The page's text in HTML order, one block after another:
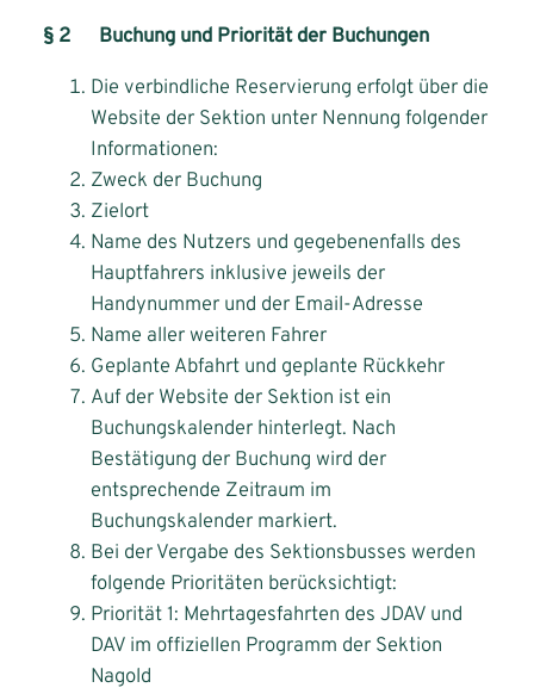
§ 2 Buchung und Priorität der Buchungen
Die verbindliche Reservierung erfolgt über die
Website der Sektion unter Nennung folgender
Informationen:
Zweck der Buchung
Zielort
Name des Nutzers und gegebenenfalls des
Hauptfahrers inklusive jeweils der
Handynummer und der Email-Adresse
Name aller weiteren Fahrer
Geplante Abfahrt und geplante Rückkehr
Auf der Website der Sektion ist ein
Buchungskalender hinterlegt. Nach
Bestätigung der Buchung wird der
entsprechende Zeitraum im
Buchungskalender markiert.
Bei der Vergabe des Sektionsbusses werden
folgende Prioritäten berücksichtigt:
Priorität 1: Mehrtagesfahrten des JDAV und
DAV im offiziellen Programm der Sektion
Nagold